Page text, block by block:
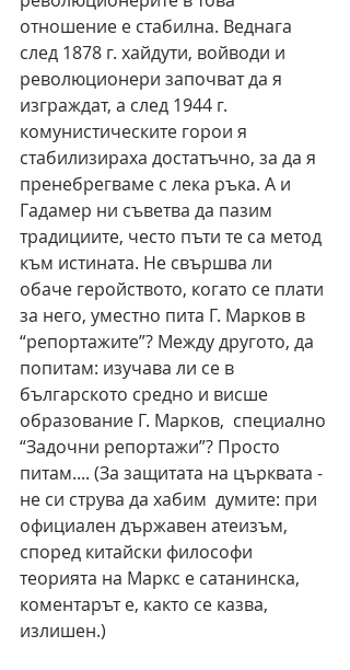
отношение е стабилна. Веднага
след 1878 г. хайдути, войводи и
революционери започват да я
изграждат, а след 1944 г.
комунистическите горои я
стабилизираха достатъчно, за да я
пренебрегваме с лека ръка. А и
Гадамер ни съветва да пазим
традициите, често пъти те са метод
към истината. Не свършва ли
обаче геройството, когато се плати
за него, уместно пита Г. Марков в
“репортажите”? Между другото, да
попитам: изучава ли се в
българското средно и висше
образование Г. Марков,  специално
“Задочни репортажи”? Просто
питам.... (За защитата на църквата -
не си струва да хабим  думите: при
официален държавен атеизъм,
според китайски философи
теорията на Маркс е сатанинска,
коментарът е, както се казва,
излишен.)